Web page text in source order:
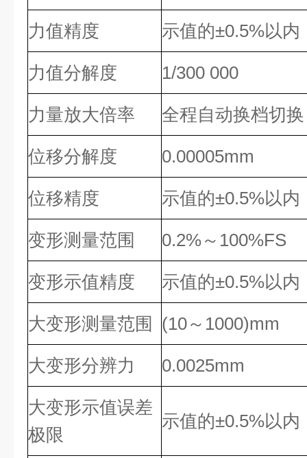
力值精度 示值的±0.5%以内
力值分解度 1/300 000
力量放大倍率 全程自动换档切换
位移分解度 0.00005mm
位移精度 示值的±0.5%以内
变形测量范围 0.2%～100%FS
变形示值精度 示值的±0.5%以内
大变形测量范围 (10～1000)mm
大变形分辨力 0.0025mm
大变形示值误差
极限
示值的±0.5%以内